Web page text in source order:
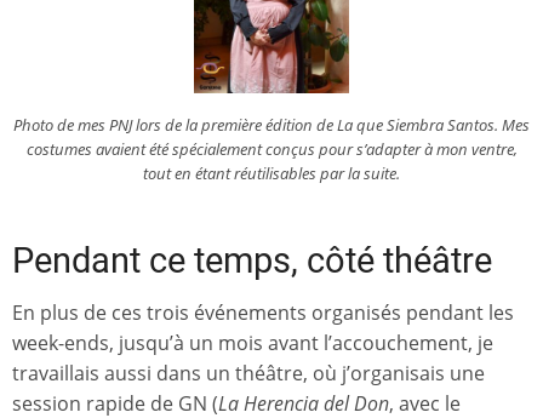
Photo de mes PNJ lors de la première édition deLa que Siembra Santos. Mes
costumes avaient été spécialement conçus pour s’adapter à mon ventre,
tout en étant réutilisables par la suite.
Pendant ce temps, côté théâtre
En plus de ces trois événements organisés pendant les
week-ends, jusqu’à un mois avant l’accouchement, je
travaillais aussi dans un théâtre, où j’organisais une
session rapide de GN (La Herencia del Don, avec le